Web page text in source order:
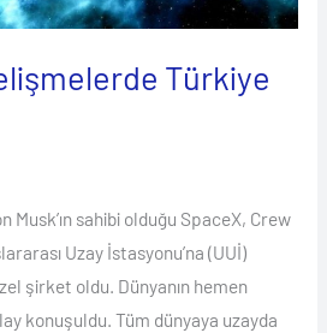
Türkiye
Musk’ın sahibi olduğu SpaceX, Crew
Uzay İstasyonu’na (UUİ)
şirket oldu. Dünyanın hemen
konuşuldu. Tüm dünyaya uzayda